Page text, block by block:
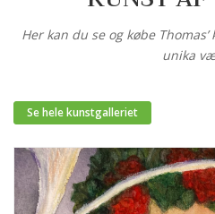
Her kan du se og købe
unika
Se hele kunstgalleriet